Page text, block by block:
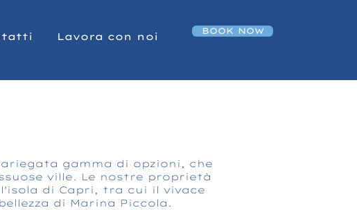
Lavora con noi BOOK NOW
gamma di opzioni, che
ville. Le nostre proprietà
di Capri, tra cui il vivace
di Marina Piccola.